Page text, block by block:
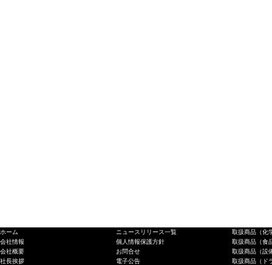
ホーム
会社情報
会社概要
社長挨拶
ニュースリリース一覧
個人情報保護方針
お問合せ
電子公告
取扱商品（化
取扱商品（食
取扱商品（設
取扱商品（ド